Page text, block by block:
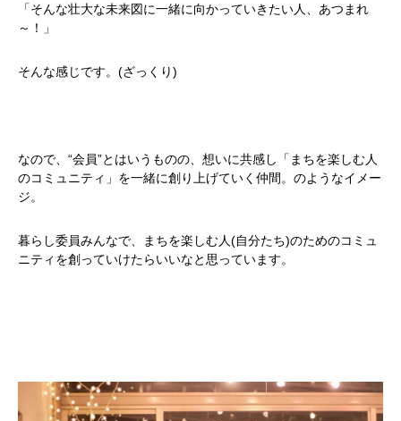
「そんな壮大な未来図に一緒に向かっていきたい人、あつまれ
～！」
そんな感じです。(ざっくり)
なので、“会員”とはいうものの、想いに共感し「まちを楽しむ人
のコミュニティ」を一緒に創り上げていく仲間。のようなイメー
ジ。
暮らし委員みんなで、まちを楽しむ人(自分たち)のためのコミュ
ニティを創っていけたらいいなと思っています。